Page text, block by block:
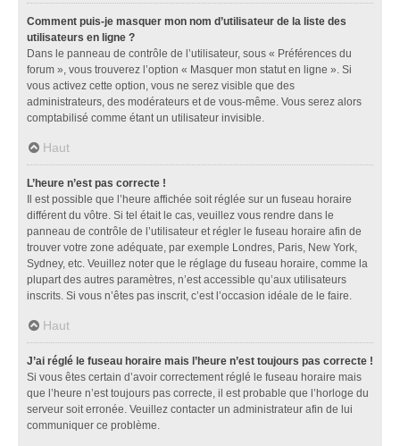
Comment puis-je masquer mon nom d’utilisateur de la liste des
utilisateurs en ligne ?
Dans le panneau de contrôle de l’utilisateur, sous « Préférences du
forum », vous trouverez l’option « Masquer mon statut en ligne ». Si
vous activez cette option, vous ne serez visible que des
administrateurs, des modérateurs et de vous-même. Vous serez alors
comptabilisé comme étant un utilisateur invisible.
Haut
L’heure n’est pas correcte !
Il est possible que l’heure affichée soit réglée sur un fuseau horaire
différent du vôtre. Si tel était le cas, veuillez vous rendre dans le
panneau de contrôle de l’utilisateur et régler le fuseau horaire afin de
trouver votre zone adéquate, par exemple Londres, Paris, New York,
Sydney, etc. Veuillez noter que le réglage du fuseau horaire, comme la
plupart des autres paramètres, n’est accessible qu’aux utilisateurs
inscrits. Si vous n’êtes pas inscrit, c’est l’occasion idéale de le faire.
Haut
J’ai réglé le fuseau horaire mais l’heure n’est toujours pas correcte !
Si vous êtes certain d’avoir correctement réglé le fuseau horaire mais
que l’heure n’est toujours pas correcte, il est probable que l’horloge du
serveur soit erronée. Veuillez contacter un administrateur afin de lui
communiquer ce problème.